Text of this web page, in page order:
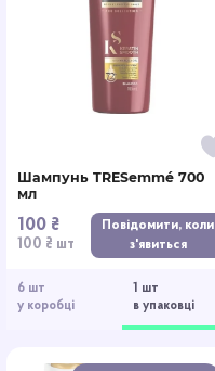
6 шт
у коробці
1 шт
в упаковці
Шампунь TRESemmé 700
мл
100 ₴
100 ₴ шт
Повідомити, коли
з'явиться